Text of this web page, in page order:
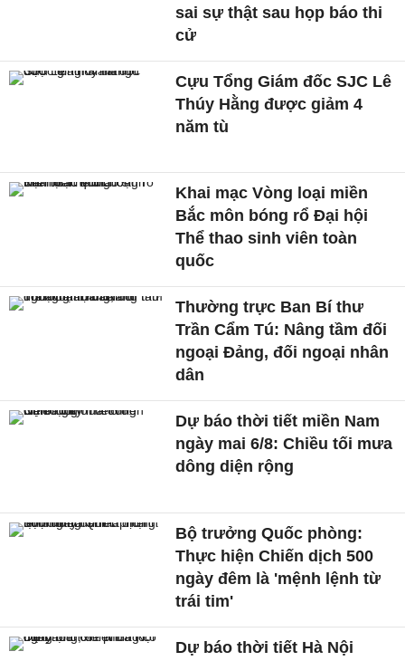
sai sự thật sau họp báo thi
cử
Cựu Tổng Giám đốc SJC Lê
Thúy Hằng được giảm 4
năm tù
Khai mạc Vòng loại miền
Bắc môn bóng rổ Đại hội
Thể thao sinh viên toàn
quốc
Thường trực Ban Bí thư
Trần Cẩm Tú: Nâng tầm đối
ngoại Đảng, đối ngoại nhân
dân
Dự báo thời tiết miền Nam
ngày mai 6/8: Chiều tối mưa
dông diện rộng
Bộ trưởng Quốc phòng:
Thực hiện Chiến dịch 500
ngày đêm là 'mệnh lệnh từ
trái tim'
Dự báo thời tiết Hà Nội